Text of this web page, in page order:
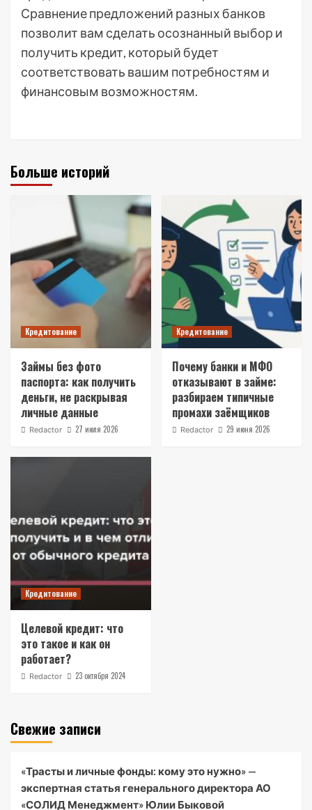
Сравнение предложений разных банков
позволит вам сделать осознанный выбор и
получить кредит, который будет
соответствовать вашим потребностям и
финансовым возможностям.
Больше историй
Кредитование
Займы без фото
паспорта: как получить
деньги, не раскрывая
личные данные
Redactor 27 июля 2026
Кредитование
Почему банки и МФО
отказывают в займе:
разбираем типичные
промахи заёмщиков
Redactor 29 июня 2026
Кредитование
Целевой кредит: что
это такое и как он
работает?
Redactor 23 октября 2024
Свежие записи
«Трасты и личные фонды: кому это нужно» —
экспертная статья генерального директора АО
«СОЛИД Менеджмент» Юлии Быковой